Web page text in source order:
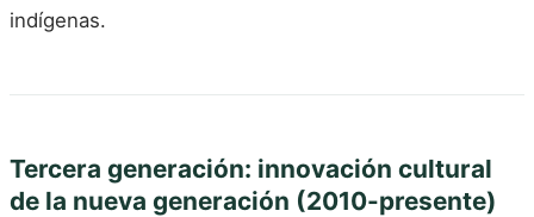
indígenas.
Tercera generación: innovación cultural
de la nueva generación (2010-presente)